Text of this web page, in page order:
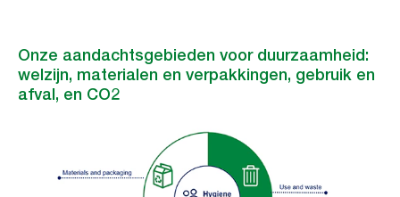
Onze aandachtsgebieden voor duurzaamheid:
welzijn, materialen en verpakkingen, gebruik en
afval, en CO2